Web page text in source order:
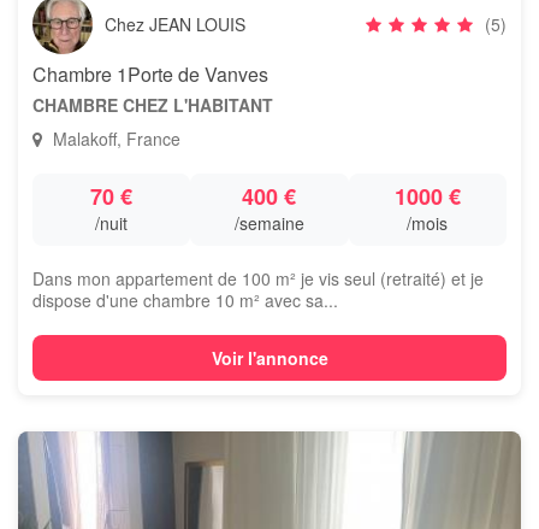
Chez JEAN LOUIS (5)
Chambre 1Porte de Vanves
CHAMBRE CHEZ L'HABITANT
Malakoff, France
70 €
/nuit
400 €
/semaine
1000 €
/mois
Dans mon appartement de 100 m² je vis seul (retraité) et je
dispose d'une chambre 10 m² avec sa...
Voir l'annonce